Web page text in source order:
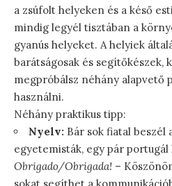
a zsúfolt helyeken és a késő
mindig legyél tisztában a
gyanús helyeket. A helyiek
barátságosak és segítőkészek,
megpróbálsz néhány alapvető
használni.
Néhány praktikus tipp:
Nyelv: Bár sok fiatal beszél
egyetemisták, egy pár portugál
Obrigado/Obrigada! –